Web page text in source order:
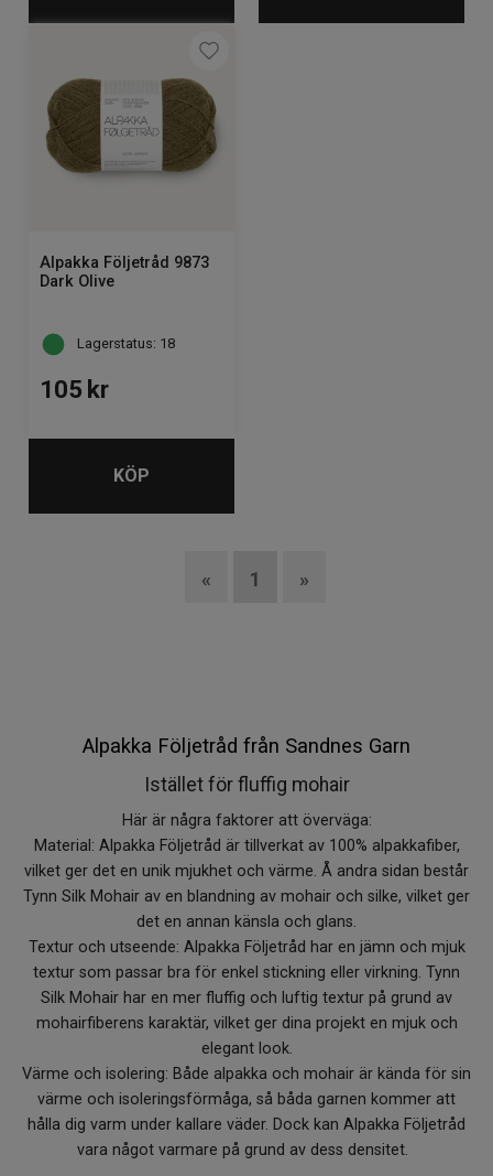
Alpakka Följetråd 9873
Dark Olive
Lagerstatus: 18
105 kr
KÖP
« 1 »
Alpakka Följetråd från Sandnes Garn
Istället för fluffig mohair
Här är några faktorer att överväga:
Material: Alpakka Följetråd är tillverkat av 100% alpakkafiber,
vilket ger det en unik mjukhet och värme. Å andra sidan består
Tynn Silk Mohair av en blandning av mohair och silke, vilket ger
det en annan känsla och glans.
Textur och utseende: Alpakka Följetråd har en jämn och mjuk
textur som passar bra för enkel stickning eller virkning. Tynn
Silk Mohair har en mer fluffig och luftig textur på grund av
mohairfiberens karaktär, vilket ger dina projekt en mjuk och
elegant look.
Värme och isolering: Både alpakka och mohair är kända för sin
värme och isoleringsförmåga, så båda garnen kommer att
hålla dig varm under kallare väder. Dock kan Alpakka Följetråd
vara något varmare på grund av dess densitet.